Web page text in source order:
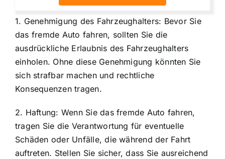
1. Genehmigung des Fahrzeughalters: Bevor Sie
das fremde Auto fahren, sollten Sie die
ausdrückliche Erlaubnis des Fahrzeughalters
einholen. Ohne diese Genehmigung könnten Sie
sich strafbar machen und rechtliche
Konsequenzen tragen.
2. Haftung: Wenn Sie das fremde Auto fahren,
tragen Sie die Verantwortung für eventuelle
Schäden oder Unfälle, die während der Fahrt
auftreten. Stellen Sie sicher, dass Sie ausreichend